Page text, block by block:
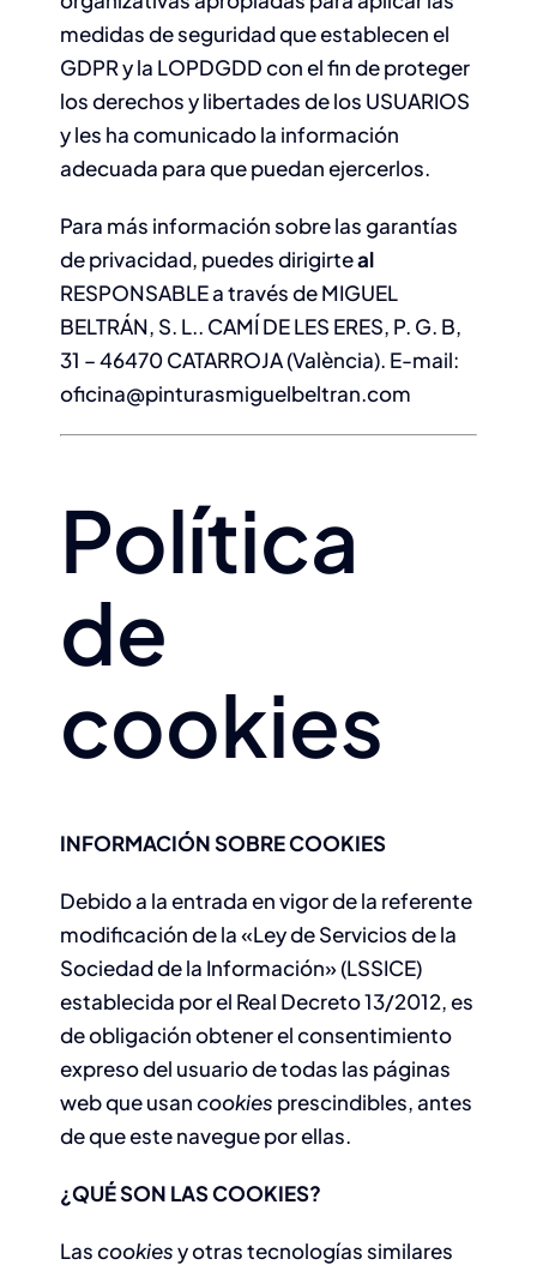
medidas de seguridad que establecen el
GDPR y la LOPDGDD con el fin de proteger
los derechos y libertades de los USUARIOS
y les ha comunicado la información
adecuada para que puedan ejercerlos.
Para más información sobre las garantías
de privacidad, puedes dirigirteal
RESPONSABLE a través de MIGUEL
BELTRÁN, S. L.. CAMÍ DE LES ERES, P. G. B,
31 – 46470 CATARROJA (València). E-mail:
oficina@pinturasmiguelbeltran.com
Política
de
cookies
INFORMACIÓN SOBRE COOKIES
Debido a la entrada en vigor de la referente
modificación de la «Ley de Servicios de la
Sociedad de la Información» (LSSICE)
establecida por el Real Decreto 13/2012, es
de obligación obtener el consentimiento
expreso del usuario de todas las páginas
web que usancookies prescindibles, antes
de que este navegue por ellas.
¿QUÉ SON LAS COOKIES?
Lascookiesy otras tecnologías similares